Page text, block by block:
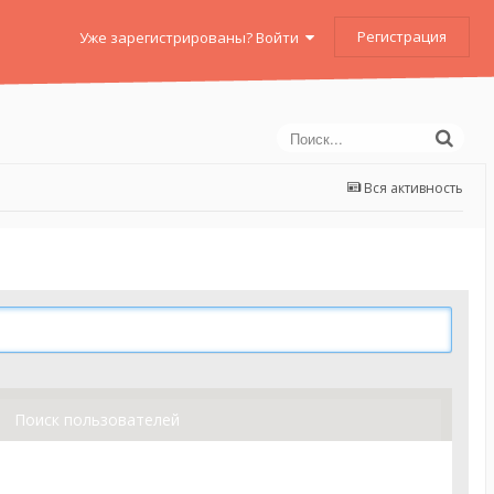
Уже зарегистрированы? Войти Регистрация
Вся активность
Поиск пользователей